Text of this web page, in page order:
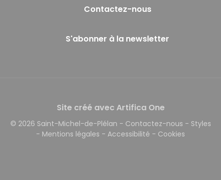
Contactez-nous
S'abonner à la newsletter
Site créé avec Artifica One
© 2026 Saint-Michel-de-Plélan - Contactez-nous - Styles
- Mentions légales - Accessibilité - Cookies